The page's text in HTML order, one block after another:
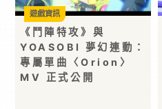
《鬥陣特攻》與
YOASOBI 夢幻連動：
專屬單曲〈Orion〉
MV 正式公開
遊戲資訊